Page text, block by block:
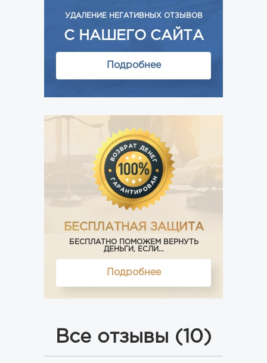
УДАЛЕНИЕ НЕГАТИВНЫХ ОТЗЫВОВ
С НАШЕГО САЙТА
Подробнее
БЕСПЛАТНАЯ ЗАЩИТА
БЕСПЛАТНО ПОМОЖЕМ ВЕРНУТЬ
ДЕНЬГИ, ЕСЛИ...
Подробнее
Все отзывы (10)